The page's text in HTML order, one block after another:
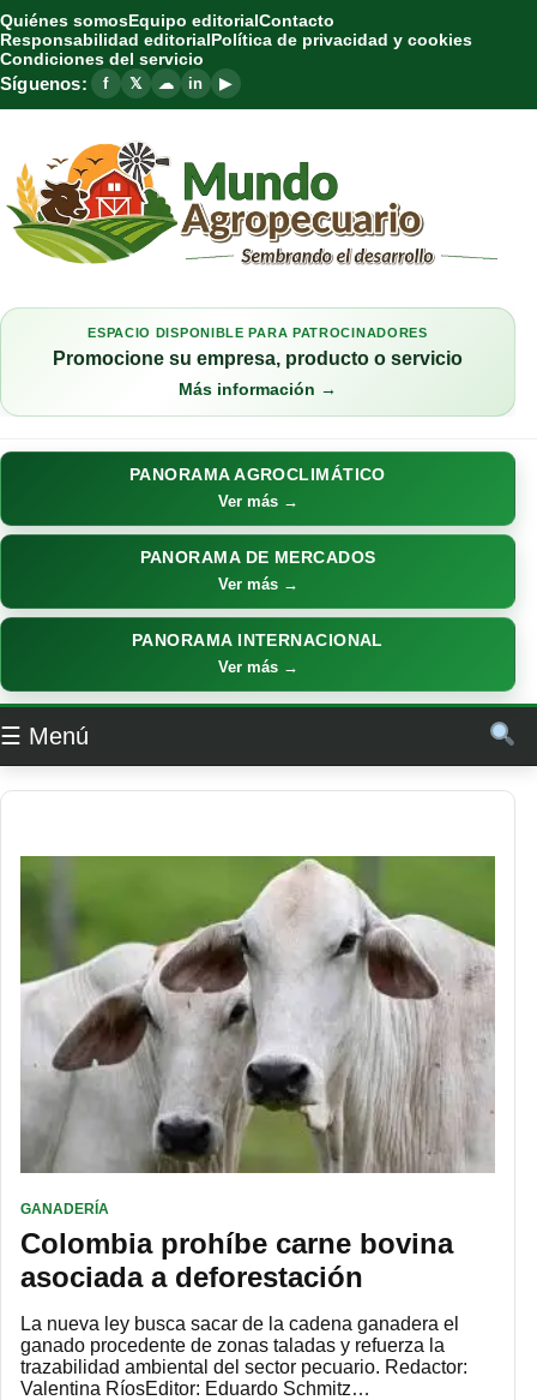
Quiénes somosEquipo editorialContacto
Responsabilidad editorialPolítica de privacidad y cookies
Condiciones del servicio
Síguenos: f 𝕏 ☁ in ▶
ESPACIO DISPONIBLE PARA PATROCINADORES
Promocione su empresa, producto o servicio
Más información →
PANORAMA AGROCLIMÁTICO
Ver más →
PANORAMA DE MERCADOS
Ver más →
PANORAMA INTERNACIONAL
Ver más →
☰ Menú
GANADERÍA
Colombia prohíbe carne bovina
asociada a deforestación
La nueva ley busca sacar de la cadena ganadera el
ganado procedente de zonas taladas y refuerza la
trazabilidad ambiental del sector pecuario. Redactor:
Valentina RíosEditor: Eduardo Schmitz…